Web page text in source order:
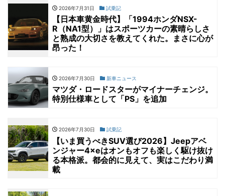
2026年7月31日 試乗記
【日本車黄金時代】「1994ホンダNSX-
R（NA1型）」はスポーツカーの素晴らしさ
と熟成の大切さを教えてくれた。まさに心が
昂った！
2026年7月30日 新車ニュース
マツダ・ロードスターがマイナーチェンジ。
特別仕様車として「PS」を追加
2026年7月30日 試乗記
【いま買うべきSUV選び2026】Jeepアベ
ンジャー4×eはオンもオフも楽しく駆け抜け
る本格派。都会的に見えて、実はこだわり満
載